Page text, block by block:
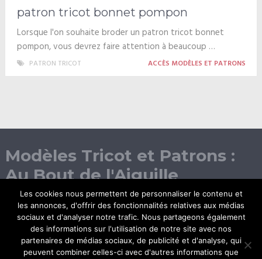
patron tricot bonnet pompon
Lorsque l'on souhaite broder un patron tricot bonnet
pompon, vous devrez faire attention à beaucoup …
PATRON TRICOT ACCÈS MODÈLES ET PATRONS
Modèles Tricot et Patrons :
Au Bout de l'Aiguille
Les cookies nous permettent de personnaliser le contenu et
les annonces, d'offrir des fonctionnalités relatives aux médias
sociaux et d'analyser notre trafic. Nous partageons également
des informations sur l'utilisation de notre site avec nos
partenaires de médias sociaux, de publicité et d'analyse, qui
peuvent combiner celles-ci avec d'autres informations que